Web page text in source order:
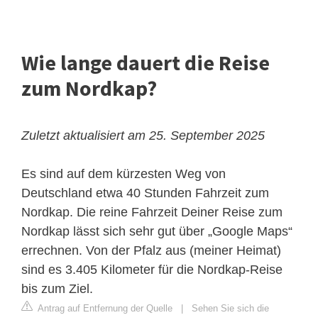
Wie lange dauert die Reise
zum Nordkap?
Zuletzt aktualisiert am 25. September 2025
Es sind auf dem kürzesten Weg von
Deutschland etwa 40 Stunden Fahrzeit zum
Nordkap. Die reine Fahrzeit Deiner Reise zum
Nordkap lässt sich sehr gut über „Google Maps“
errechnen. Von der Pfalz aus (meiner Heimat)
sind es 3.405 Kilometer für die Nordkap-Reise
bis zum Ziel.
Antrag auf Entfernung der Quelle
Sehen Sie sich die